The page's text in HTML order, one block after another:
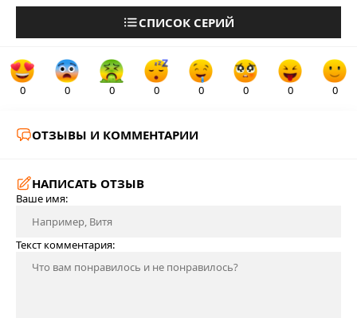
СПИСОК СЕРИЙ
0 0 0 0 0 0 0 0
ОТЗЫВЫ И КОММЕНТАРИИ
НАПИСАТЬ ОТЗЫВ
Ваше имя:
Текст комментария: